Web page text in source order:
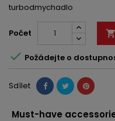
turbodmychadlo
Počet 
 Požádejte o
Sdílet
Must-have